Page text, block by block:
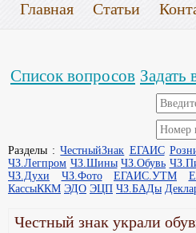
Главная Статьи
Список вопросов Задать
Разделы :ЧестныйЗнак ЕГАИС
ЧЗ.Легпром ЧЗ.Шины ЧЗ.Обувь
ЧЗ.Духи
ЧЗ.Фото ЕГАИС.УТМ
КассыККМ ЭДО ЭЦП ЧЗ.БАДы
Честный знак украли